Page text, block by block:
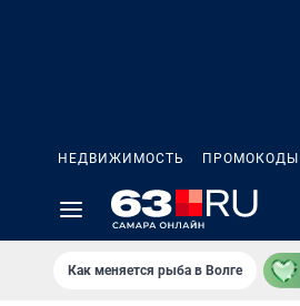
НЕДВИЖИМОСТЬ ПРОМОКОДЫ
Как меняется рыба в Волге